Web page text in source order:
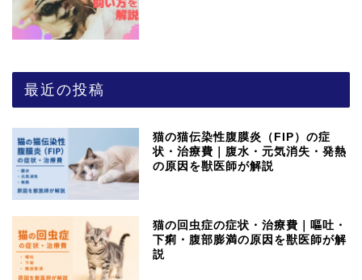
最近の投稿
猫の猫伝染性腹膜炎（FIP）の症
状・治療費｜腹水・元気消失・発熱
の原因を獣医師が解説
猫の回虫症の症状・治療費｜嘔吐・
下痢・腹部膨満の原因を獣医師が解
説